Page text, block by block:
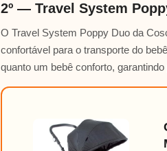
2º — Travel System
O Travel System Poppy Duo da
confortável para o transporte do
quanto um bebê conforto,